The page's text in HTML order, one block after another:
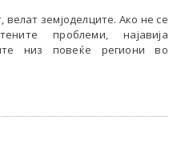
земјоделците. Ако не се
проблеми, најавија
низ повеќе региони во